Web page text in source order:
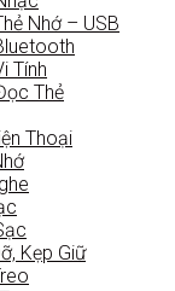
Nhớ – USB
Tính
Thẻ
Thoại
Kẹp Giữ